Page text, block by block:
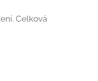
Celková